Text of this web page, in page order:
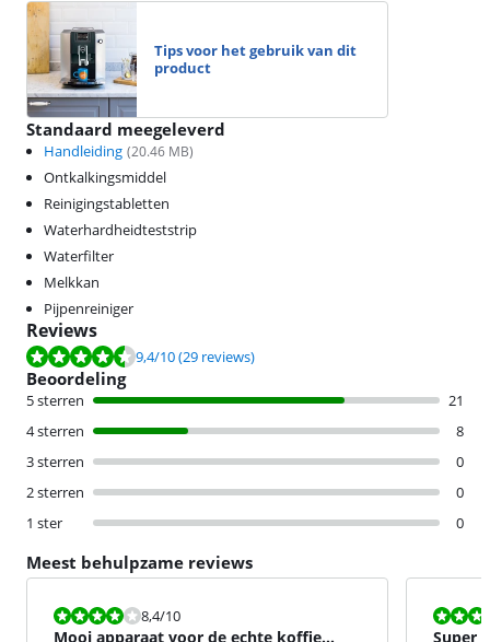
Tips voor het gebruik van dit
product
Standaard meegeleverd
Handleiding (20.46 MB)
Ontkalkingsmiddel
Reinigingstabletten
Waterhardheidteststrip
Waterfilter
Melkkan
Pijpenreiniger
Reviews
Beoordeling is 9,4 van de 10, gebaseerd op 29 reviews.
9,4/10(29 reviews)
Beoordeling
5 sterren
21
4 sterren
8
3 sterren
0
2 sterren
0
1 ster
0
Meest behulpzame reviews
Beoordeling is 8,4 van de 10.
8,4/10
Mooi apparaat voor de echte koffie
Super